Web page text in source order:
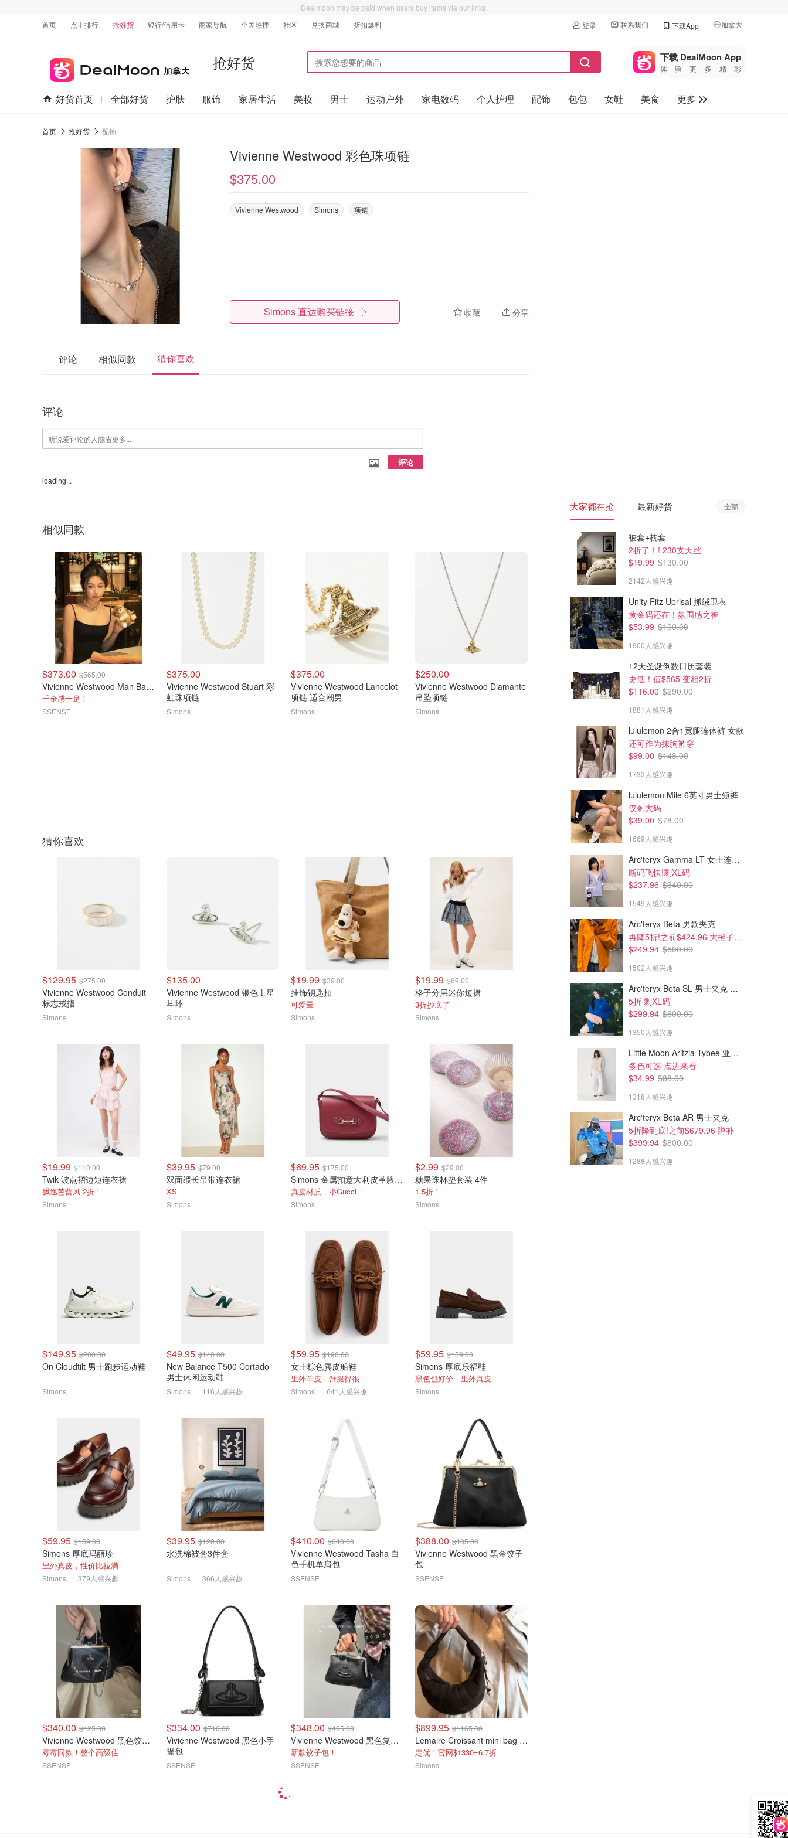
Dealmoon may be paid when users buy items via our links.
首页
点击排行 抢好货 银行/信用卡 商家导航 全民热搜 社区 兑换商城 折扣爆料 登录 联系我们 下载App 加拿大
🇺🇸
美国
🇨🇳中国
🇨🇦加拿大
抢好货 下载 DealMoon App
体验更多精彩
好货首页 全部好货 护肤 服饰 家居生活 美妆 男士 运动户外 家电数码 个人护理 配饰 包包 女鞋 美食
更多
首页 抢好货 配饰
Vivienne Westwood 彩色珠项链
$375.00
Vivienne Westwood Simons 项链
收藏 分享
Simons 直达购买链接
评论 相似同款 猜你喜欢
评论
评论
loading...
相似同款
$373.00 $565.00
Vivienne Westwood Man Bas Relief 人造珍珠项链
千金感十足！
SSENSE
$375.00
Vivienne Westwood Stuart 彩
虹珠项链
Simons
$375.00
Vivienne Westwood Lancelot
项链 适合潮男
Simons
$250.00
Vivienne Westwood Diamante
吊坠项链
Simons
$375.00
Vivienne Westwood Stuart 珠
$375.00
Vivienne Westwood Lancelot
欧泊项链
Simons
猜你喜欢
$129.95 $275.00
Vivienne Westwood Conduit
标志戒指
Simons
$135.00
Vivienne Westwood 银色土星
耳环
Simons
$19.99 $39.00
挂饰钥匙扣
可爱晕
Simons
$19.99 $69.00
格子分层迷你短裙
3折抄底了
Simons
$19.99 $110.00
Twik 波点褶边短连衣裙
飘逸芭蕾风 2折！
Simons
$39.95 $79.00
双面缎长吊带连衣裙
XS
Simons
$69.95 $175.00
Simons 金属扣意大利皮革腋下包
真皮材质，小Gucci
Simons
$2.99 $29.00
糖果珠杯垫套装 4件
1.5折！
Simons
$149.95 $200.00
On Cloudtilt 男士跑步运动鞋
Simons
$49.95 $140.00
New Balance T500 Cortado
男士休闲运动鞋
Simons 116人感兴趣
$59.95 $190.00
女士棕色麂皮船鞋
里外羊皮，舒服得很
Simons 641人感兴趣
$59.95 $159.00
Simons 厚底乐福鞋
黑色也好价，里外真皮
Simons
$59.95 $159.00
Simons 厚底玛丽珍
里外真皮，性价比拉满
Simons 379人感兴趣
$39.95 $120.00
水洗棉被套3件套
Simons 366人感兴趣
$410.00 $640.00
Vivienne Westwood Tasha 白
色手机单肩包
SSENSE
$388.00 $485.00
Vivienne Westwood 黑金饺子
包
SSENSE
$340.00 $425.00
Vivienne Westwood 黑色饺子包
霉霉同款！整个高级住
SSENSE
$334.00 $710.00
Vivienne Westwood 黑色小手
提包
SSENSE
$348.00 $435.00
Vivienne Westwood 黑色复古手提包
新款饺子包！
SSENSE
$899.95 $1165.00
Lemaire Croissant mini bag 女士手袋
定优！官网$1330=6.7折
Simons
大家都在抢 最新好货 全部
被套+枕套
2折了！! 230支天丝
$19.99 $130.00
2142人感兴趣
Unity Fitz Uprisal 抓绒卫衣
黄金码还在！氛围感之神
$53.99 $109.00
1900人感兴趣
12天圣诞倒数日历套装
史低！值$565 变相2折
$116.00 $290.00
1881人感兴趣
lululemon 2合1宽腿连体裤 女款
还可作为抹胸裤穿
$99.00 $148.00
1733人感兴趣
lululemon Mile 6英寸男士短裤
仅剩大码
$39.00 $78.00
1669人感兴趣
Arc'teryx Gamma LT 女士连帽夹克
断码飞快!剩XL码
$237.96 $340.00
1549人感兴趣
Arc'teryx Beta 男款夹克
再降5折!之前$424.96 大橙子好显白 蹲补
$249.94 $500.00
1502人感兴趣
Arc'teryx Beta SL 男士夹克 黑色
5折 剩XL码
$299.94 $600.00
1350人感兴趣
Little Moon Aritzia Tybee 亚麻衬衫
多色可选 点进来看
$34.99 $88.00
1318人感兴趣
Arc'teryx Beta AR 男士夹克
5折降到底!之前$679.96 蹲补
$399.94 $800.00
1288人感兴趣